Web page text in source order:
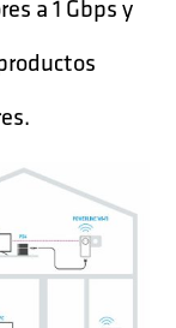
a 1 Gbps y